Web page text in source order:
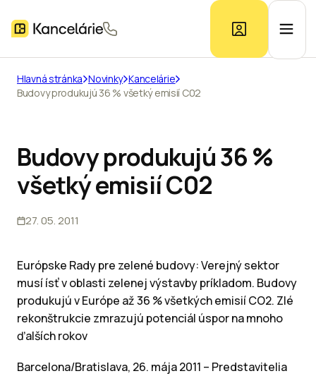
Ponuka kancelárií
Prieskum trhu
Kontakt
Hlavná stránka Novinky Kancelárie
Budovy produkujú 36 % všetký emisií C02
Budovy produkujú 36 %
všetký emisií C02
27. 05. 2011
Európske Rady pre zelené budovy: Verejný sektor
musí ísť v oblasti zelenej výstavby príkladom. Budovy
produkujú v Európe až 36 % všetkých emisií CO2. Zlé
rekonštrukcie zmrazujú potenciál úspor na mnoho
ďalších rokov
Barcelona/Bra­tislava, 26. mája 2011 – Predstavitelia